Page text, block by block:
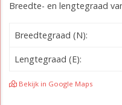
Breedte- en lengtegraad
Breedtegraad (N):
Lengtegraad (E):
Bekijk in Google Maps